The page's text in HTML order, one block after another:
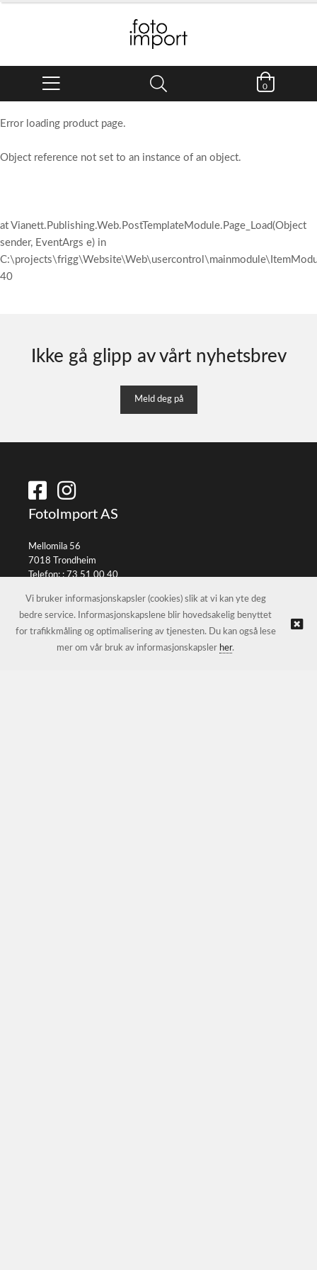
0
Error loading product page.
Object reference not set to an instance of an object.
at Vianett.Publishing.Web.PostTemplateModule.Page_Load(Object
sender, EventArgs e) in
40
Ikke gå glipp av vårt nyhetsbrev
Meld deg på
FotoImport AS
Mellomila 56
7018 Trondheim
Telefon: :73 51 00 40
© FotoImport AS | Nettbutikk levert av Kréatif
Vi bruker informasjonskapsler (cookies) slik at vi kan yte deg
bedre service. Informasjonskapslene blir hovedsakelig benyttet
for trafikkmåling og optimalisering av tjenesten. Du kan også lese
mer om vår bruk av informasjonskapsler her.